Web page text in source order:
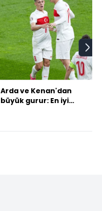
Arda ve Kenan'dan
büyük gurur: En iyi